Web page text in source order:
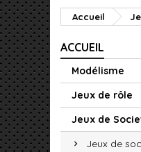
Accueil
ACCUEIL
Modélisme
Jeux de rôle
Jeux de
Jeux de